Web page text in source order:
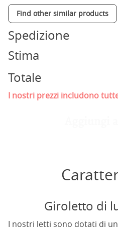
Find other similar products
Spedizione
Stima
Totale
I nostri prezzi includono
Giroletto di
I nostri letti sono dotati di